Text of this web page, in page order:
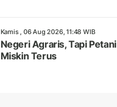
Kamis , 06 Aug 2026, 11:48 WIB
Negeri Agraris, Tapi Petani
Miskin Terus